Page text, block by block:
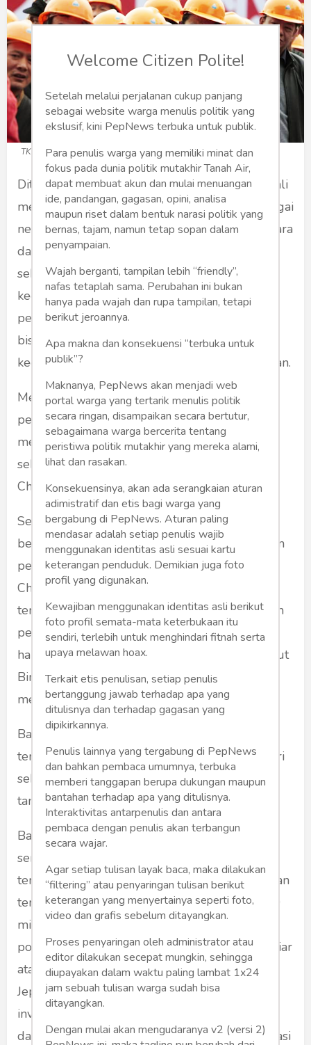
TKA China (Foto: kendaripos.co.id)
Dituduh rasis karena menolak China, Rizal Ramli
menjelaskan kalau yang ditolak itu China sebagai
negara bukan etnis Tionghoa. Rizal benar, negara
dan etnik itu berbeda. Namun satu hal yang
seharusnya juga sadari banyak orang kalau
kedekatan pemerintah Indonesia dengan
pemerintah China didasari karena hubungan
bisnis, bukan karena pertimbangan etnis atau
kedekatan idiologi tertentu kedua pemerintahan.
Meminjam logika Rizal Ramli, yang difasilitasi
pemerintah Indonesia bukan etnis Tionghoa
melainkan investasi yang datang dari China
sebagai negara. Hanya saja dalam berinvestasi
China selalu memboyong tenaga kerja sendiri.
Serangan terhadap pemerintah seringkali
bersifatprejudiceyang menganggap kedekatan
pemerintah Indonesia dengan rezim Komunis
China karena hubungan idiologis. Beragam isu
terkait kedekatan idiologi antara Jokowi dengan
pemerintah komunis China terus digoreng,
halnya dengan serangan terhadap pribadi Luhut
Binsar Panjaitan karena dianggap
memprioritaskan tenaga kerja China.
Bahkan ekonom sekelas Faisal Basri tiba-tiba
terserang demensia, tidak bisa memosisikan diri
sebagai pengamat yang bisa melihat masalah
tanpa harus menyerang pribadi orang lain.
Badan Koordinasi Penanaman Modal (BKPM)
sendiri mencatat 5 negara dengan investasi
terbesar di Indonesia. Singapura masih di urutan
teratas dengan nilai investas sebesar USD 6,50
miliar atau sekitar 23,1% dari total PMA. Di
posisi kedua ditempati Tiongkok USD 4,74 miliar
atau sekitar 16,8% dari total PMA, sementara
Jepang menempati posisi ketiga dengan nilai
investasi sebesar USD 4,31 miliar atau 15,3%
dari total PMA. Hongkong, RRT dengan investasi
Welcome Citizen Polite!
Setelah melalui perjalanan cukup panjang
sebagai website warga menulis politik yang
ekslusif, kini PepNews terbuka untuk publik.
Para penulis warga yang memiliki minat dan
fokus pada dunia politik mutakhir Tanah Air,
dapat membuat akun dan mulai menuangan
ide, pandangan, gagasan, opini, analisa
maupun riset dalam bentuk narasi politik yang
bernas, tajam, namun tetap sopan dalam
penyampaian.
Wajah berganti, tampilan lebih “friendly”,
nafas tetaplah sama. Perubahan ini bukan
hanya pada wajah dan rupa tampilan, tetapi
berikut jeroannya.
Apa makna dan konsekuensi “terbuka untuk
publik”?
Maknanya, PepNews akan menjadi web
portal warga yang tertarik menulis politik
secara ringan, disampaikan secara bertutur,
sebagaimana warga bercerita tentang
peristiwa politik mutakhir yang mereka alami,
lihat dan rasakan.
Konsekuensinya, akan ada serangkaian aturan
adimistratif dan etis bagi warga yang
bergabung di PepNews. Aturan paling
mendasar adalah setiap penulis wajib
menggunakan identitas asli sesuai kartu
keterangan penduduk. Demikian juga foto
profil yang digunakan.
Kewajiban menggunakan identitas asli berikut
foto profil semata-mata keterbukaan itu
sendiri, terlebih untuk menghindari fitnah serta
upaya melawan hoax.
Terkait etis penulisan, setiap penulis
bertanggung jawab terhadap apa yang
ditulisnya dan terhadap gagasan yang
dipikirkannya.
Penulis lainnya yang tergabung di PepNews
dan bahkan pembaca umumnya, terbuka
memberi tanggapan berupa dukungan maupun
bantahan terhadap apa yang ditulisnya.
Interaktivitas antarpenulis dan antara
pembaca dengan penulis akan terbangun
secara wajar.
Agar setiap tulisan layak baca, maka dilakukan
“filtering” atau penyaringan tulisan berikut
keterangan yang menyertainya seperti foto,
video dan grafis sebelum ditayangkan.
Proses penyaringan oleh administrator atau
editor dilakukan secepat mungkin, sehingga
diupayakan dalam waktu paling lambat 1x24
jam sebuah tulisan warga sudah bisa
ditayangkan.
Dengan mulai akan mengudaranya v2 (versi 2)